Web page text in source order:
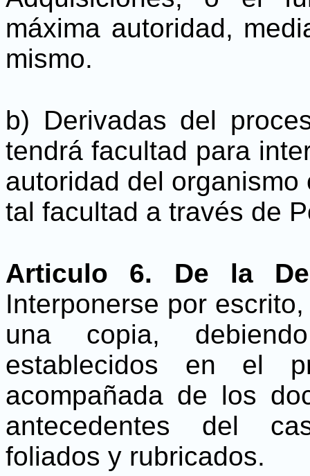
máxima autoridad,
mismo.
b) Derivadas del
tendrá facultad para
autoridad del
tal facultad a través de
Articulo 6. De la
Interponerse por
una copia,
establecidos en el
acompañada de los
antecedentes del
foliados y rubricados.